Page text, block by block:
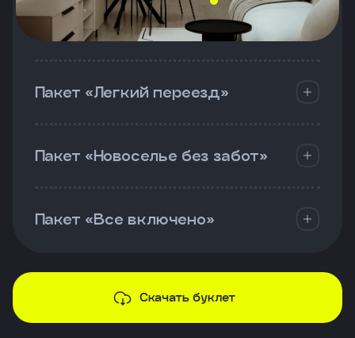
Пакет «Легкий переезд»
Пакет «Новоселье без забот»
Пакет «Все включено»
Скачать буклет